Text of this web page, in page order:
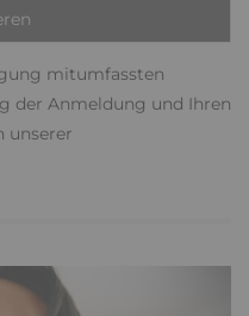
mitumfassten
der Anmeldung und Ihren
unserer